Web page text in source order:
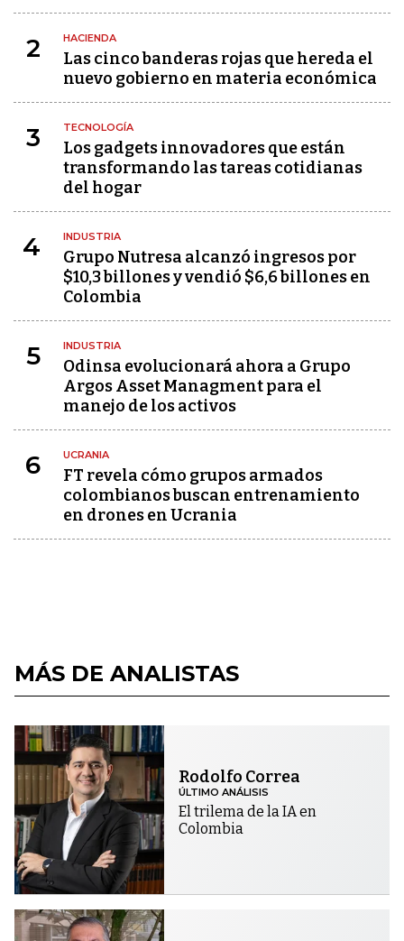
2 HACIENDA
Las cinco banderas rojas que hereda el
nuevo gobierno en materia económica
3 TECNOLOGÍA
Los gadgets innovadores que están
transformando las tareas cotidianas
del hogar
4 INDUSTRIA
Grupo Nutresa alcanzó ingresos por
$10,3 billones y vendió $6,6 billones en
Colombia
5 INDUSTRIA
Odinsa evolucionará ahora a Grupo
Argos Asset Managment para el
manejo de los activos
6 UCRANIA
FT revela cómo grupos armados
colombianos buscan entrenamiento
en drones en Ucrania
MÁS DE ANALISTAS
Rodolfo Correa
ÚLTIMO ANÁLISIS
El trilema de la IA en
Colombia